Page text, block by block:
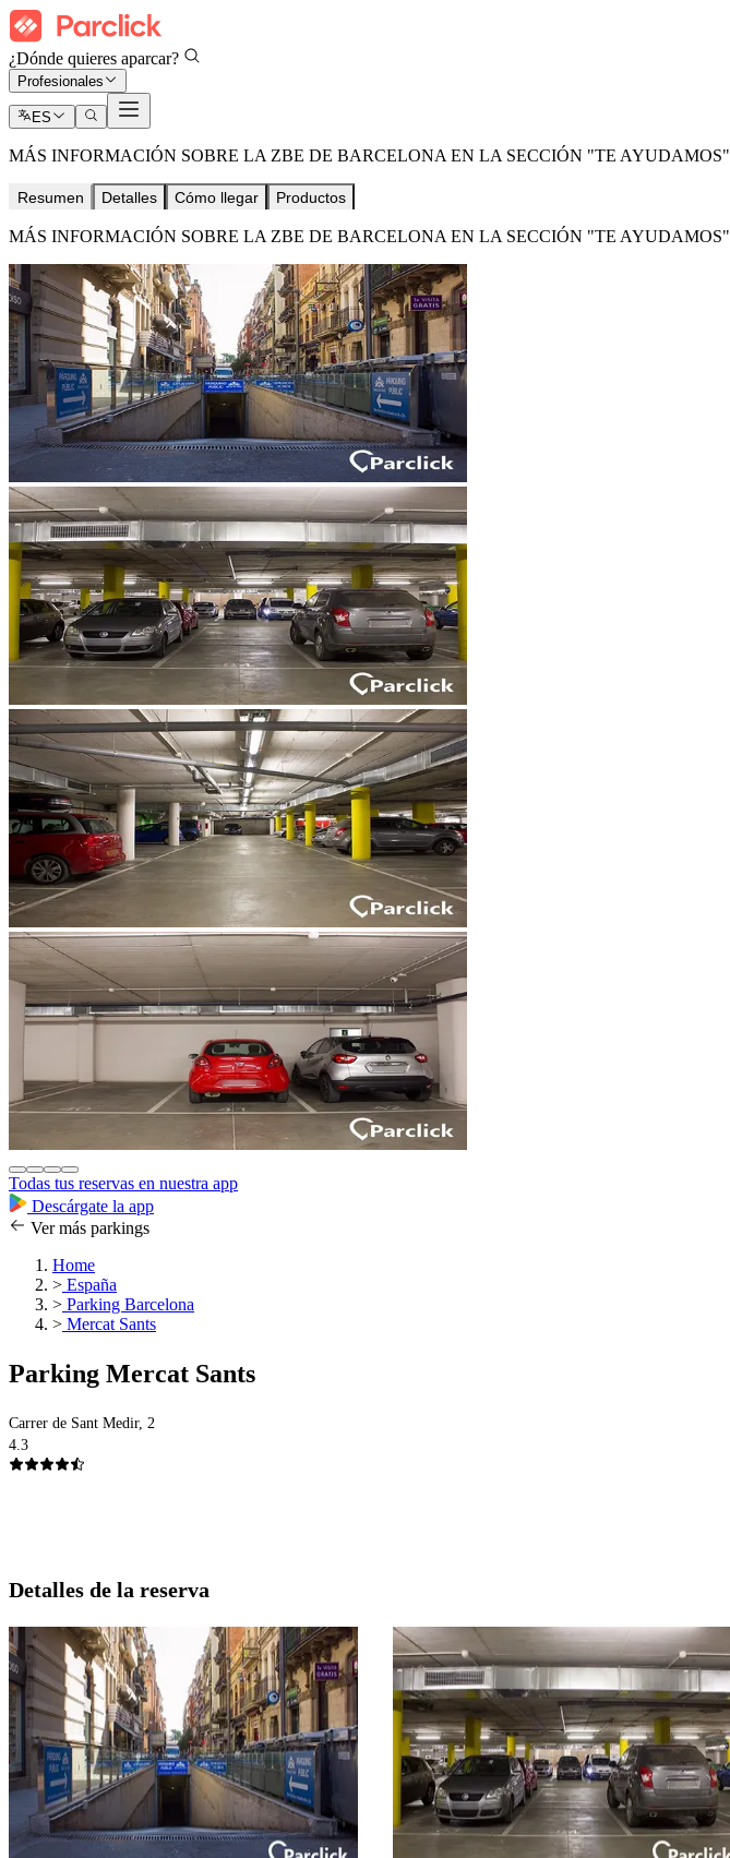
¿Dónde quieres aparcar?
Profesionales
ES
MÁS INFORMACIÓN SOBRE LA ZBE DE BARCELONA EN LA SECCIÓN "TE AYUDAMOS"
Resumen Detalles Cómo llegar Productos
MÁS INFORMACIÓN SOBRE LA ZBE DE BARCELONA EN LA SECCIÓN "TE AYUDAMOS"
Todas tus reservas en nuestra app
Descárgate la app
Ver más parkings
Home
> España
> Parking Barcelona
> Mercat Sants
Parking Mercat Sants
Carrer de Sant Medir, 2
4.3
Detalles de la reserva